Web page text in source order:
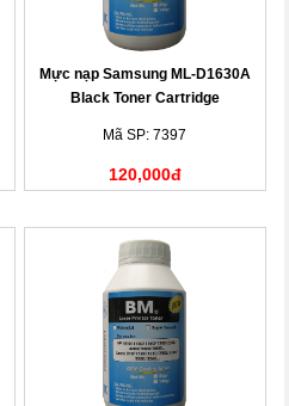
Mực nạp Samsung ML-D1630A
Black Toner Cartridge
Mã SP: 7397
120,000đ